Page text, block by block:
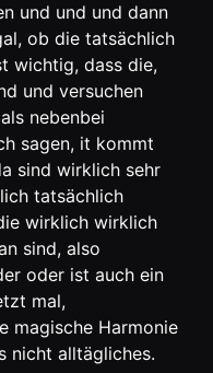
und und und dann
ob die tatsächlich
wichtig, dass die,
und versuchen
nebenbei
sagen, it kommt
sind wirklich sehr
tatsächlich
wirklich wirklich
sind, also
oder ist auch ein
mal,
magische Harmonie
nicht alltägliches.